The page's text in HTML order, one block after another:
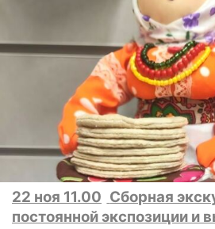
22 ноя 11.00 Сборная
постоянной экспозиции и